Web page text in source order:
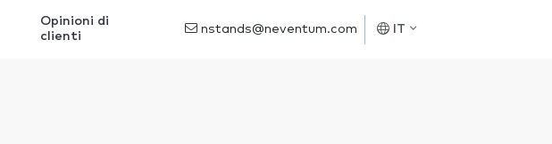
Opinioni di
clienti
nstands@neventum.com IT